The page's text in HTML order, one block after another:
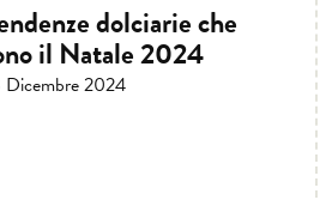
dolciarie che
il Natale 2024
Dicembre 2024